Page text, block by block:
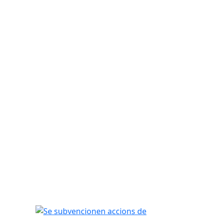
Se subvencionen accions de promoció com